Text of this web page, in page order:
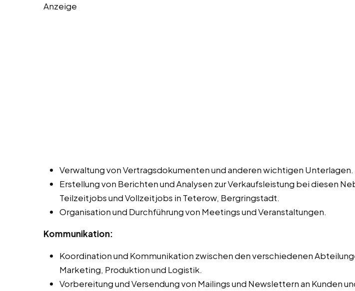
Anzeige
Verwaltung von Vertragsdokumenten und anderen wichtigen Unterlagen.
Erstellung von Berichten und Analysen zur Verkaufsleistung bei diesen
Teilzeitjobs und Vollzeitjobs in Teterow, Bergringstadt.
Organisation und Durchführung von Meetings und Veranstaltungen.
Kommunikation:
Koordination und Kommunikation zwischen den verschiedenen
Marketing, Produktion und Logistik.
Vorbereitung und Versendung von Mailings und Newslettern an Kunden